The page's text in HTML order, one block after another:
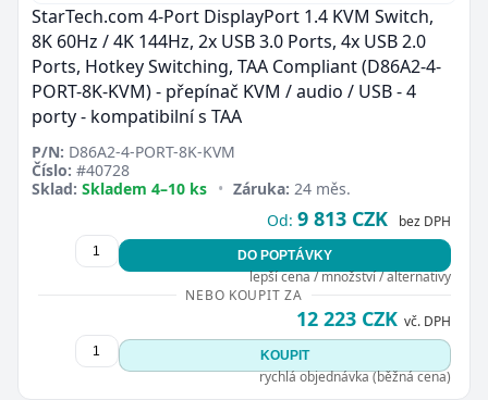
StarTech.com 4-Port DisplayPort 1.4 KVM Switch,
8K 60Hz / 4K 144Hz, 2x USB 3.0 Ports, 4x USB 2.0
Ports, Hotkey Switching, TAA Compliant (D86A2-4-
PORT-8K-KVM) - přepínač KVM / audio / USB - 4
porty - kompatibilní s TAA
P/N: D86A2-4-PORT-8K-KVM
Číslo: #40728
Sklad: Skladem 4–10 ks • Záruka: 24 měs.
Od: 9 813 CZK bez DPH
DO POPTÁVKY
lepší cena / množství / alternativy
NEBO KOUPIT ZA
12 223 CZK vč. DPH
KOUPIT
rychlá objednávka (běžná cena)